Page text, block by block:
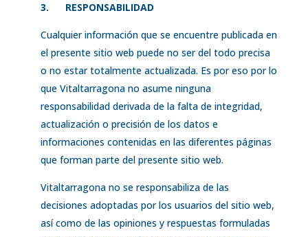
3. RESPONSABILIDAD
Cualquier información que se encuentre publicada en
el presente sitio web puede no ser del todo precisa
o no estar totalmente actualizada. Es por eso por lo
que Vitaltarragona no asume ninguna
responsabilidad derivada de la falta de integridad,
actualización o precisión de los datos e
informaciones contenidas en las diferentes páginas
que forman parte del presente sitio web.
Vitaltarragona no se responsabiliza de las
decisiones adoptadas por los usuarios del sitio web,
así como de las opiniones y respuestas formuladas